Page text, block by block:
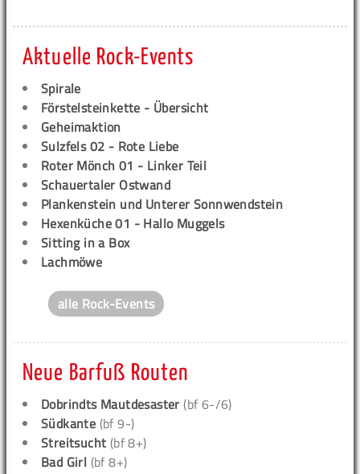
Aktuelle Rock-Events
Spirale
Förstelsteinkette - Übersicht
Geheimaktion
Sulzfels 02 - Rote Liebe
Roter Mönch 01 - Linker Teil
Schauertaler Ostwand
Plankenstein und Unterer Sonnwendstein
Hexenküche 01 - Hallo Muggels
Sitting in a Box
Lachmöwe
alle Rock-Events
Neue Barfuß Routen
Dobrindts Mautdesaster (bf 6-/6)
Südkante (bf 9-)
Streitsucht (bf 8+)
Bad Girl (bf 8+)